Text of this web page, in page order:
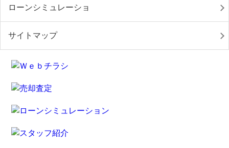
ローンシミュレーショ
サイトマップ